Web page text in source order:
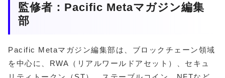
監修者：Pacific Metaマガジン編集
部
Pacific Metaマガジン編集部は、ブロックチェーン領域
を中心に、RWA（リアルワールドアセット）、セキュ